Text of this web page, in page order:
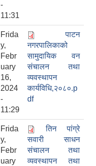
-
11:31
Frida
y,
Febr
uary
16,
2024
-
11:29
पाटन
नगरपालिकाको
सामुदायिक वन
संचालन तथा
व्यवस्थापन
कार्यविधि,२०८०.p
df
Frida
y,
Febr
uary
तिन पांग्रे
सवारी साधन
संचालन तथा
व्यवस्थापन तथा